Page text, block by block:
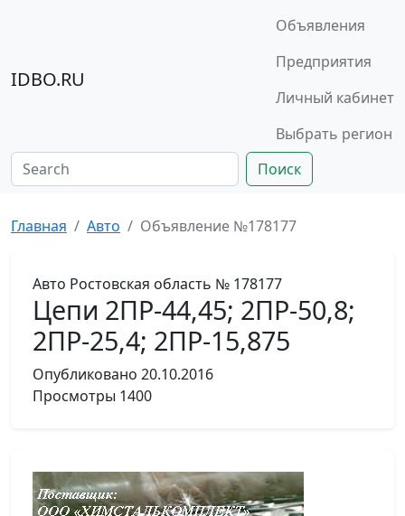
IDBO.RU
Объявления
Предприятия
Личный кабинет
Выбрать регион
Поиск
Главная Авто Объявление №178177
Авто Ростовская область № 178177
Цепи 2ПР-44,45; 2ПР-50,8;
2ПР-25,4; 2ПР-15,875
Опубликовано 20.10.2016
Просмотры 1400